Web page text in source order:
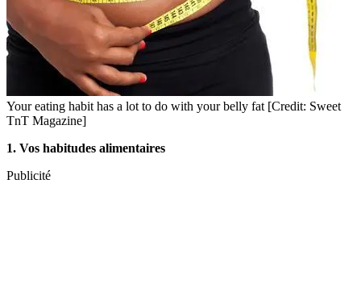
Your eating habit has a lot to do with your belly fat [Credit: Sweet
TnT Magazine]
1. Vos habitudes alimentaires
Publicité